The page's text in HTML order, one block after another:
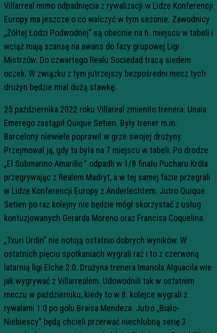
Villarreal mimo odpadnięcia z rywalizacji w Lidze Konferencji
Europy ma jeszcze o co walczyć w tym sezonie. Zawodnicy
„Żółtej Łodzi Podwodnej” są obecnie na 6. miejscu w tabeli i
wciąż mają szansę na awans do fazy grupowej Ligi
Mistrzów. Do czwartego Realu Sociedad tracą siedem
oczek. W związku z tym jutrzejszy bezpośredni mecz tych
drużyn będzie miał dużą stawkę.
25 października 2022 roku Villareal zmieniło trenera. Unaia
Emerego zastąpił Quique Setien. Były trener m.in.
Barcelony niewiele poprawił w grze swojej drużyny.
Przejmował ją, gdy ta była na 7 miejscu w tabeli. Po drodze
„El Submarino Amarillo” odpadli w 1/8 finału Pucharu Króla
przegrywając z Realem Madryt, a w tej samej fazie przegrali
w Lidze Konferencji Europy z Anderlechtem. Jutro Quique
Setien po raz kolejny nie będzie mógł skorzystać z usług
kontuzjowanych Gerarda Moreno oraz Francisa Coquelina.
„Txuri Urdin” nie notują ostatnio dobrych wyników. W
ostatnich pięciu spotkaniach wygrali raz i to z czerwoną
latarnią ligi Elche 2:0. Drużyna trenera Imanola Alguacila wie
jak wygrywać z Villarrealem. Udowodnili tak w ostatnim
meczu w październiku, kiedy to w 8. kolejce wygrali z
rywalami 1:0 po golu Braisa Mendeza. Jutro „Biało-
Niebiescy” będą chcieli przerwać niechlubną serię 3